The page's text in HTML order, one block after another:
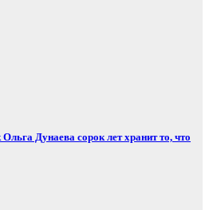
Дунаева сорок лет хранит то, что